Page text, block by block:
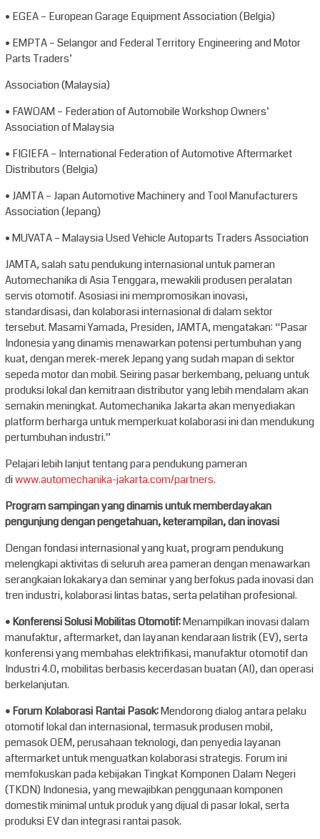
• EGEA – European Garage Equipment Association (Belgia)
• EMPTA – Selangor and Federal Territory Engineering and Motor
Parts Traders’
Association (Malaysia)
• FAWOAM – Federation of Automobile Workshop Owners’
Association of Malaysia
• FIGIEFA – International Federation of Automotive Aftermarket
Distributors (Belgia)
• JAMTA – Japan Automotive Machinery and Tool Manufacturers
Association (Jepang)
• MUVATA – Malaysia Used Vehicle Autoparts Traders Association
JAMTA, salah satu pendukung internasional untuk pameran
Automechanika di Asia Tenggara, mewakili produsen peralatan
servis otomotif. Asosiasi ini mempromosikan inovasi,
standardisasi, dan kolaborasi internasional di dalam sektor
tersebut. Masami Yamada, Presiden, JAMTA, mengatakan: “Pasar
Indonesia yang dinamis menawarkan potensi pertumbuhan yang
kuat, dengan merek-merek Jepang yang sudah mapan di sektor
sepeda motor dan mobil. Seiring pasar berkembang, peluang untuk
produksi lokal dan kemitraan distributor yang lebih mendalam akan
semakin meningkat. Automechanika Jakarta akan menyediakan
platform berharga untuk memperkuat kolaborasi ini dan mendukung
pertumbuhan industri.”
Pelajari lebih lanjut tentang para pendukung pameran
diwww.automechanika-jakarta.com/partners.
Program sampingan yang dinamis untuk memberdayakan
pengunjung dengan pengetahuan, keterampilan, dan inovasi
Dengan fondasi internasional yang kuat, program pendukung
melengkapi aktivitas di seluruh area pameran dengan menawarkan
serangkaian lokakarya dan seminar yang berfokus pada inovasi dan
tren industri, kolaborasi lintas batas, serta pelatihan profesional.
• Konferensi Solusi Mobilitas Otomotif:Menampilkan inovasi dalam
manufaktur, aftermarket, dan layanan kendaraan listrik (EV), serta
konferensi yang membahas elektrifikasi, manufaktur otomotif dan
Industri 4.0, mobilitas berbasis kecerdasan buatan (AI), dan operasi
berkelanjutan.
• Forum Kolaborasi Rantai Pasok:Mendorong dialog antara pelaku
otomotif lokal dan internasional, termasuk produsen mobil,
pemasok OEM, perusahaan teknologi, dan penyedia layanan
aftermarket untuk menguatkan kolaborasi strategis. Forum ini
memfokuskan pada kebijakan Tingkat Komponen Dalam Negeri
(TKDN) Indonesia, yang mewajibkan penggunaan komponen
domestik minimal untuk produk yang dijual di pasar lokal, serta
produksi EV dan integrasi rantai pasok.